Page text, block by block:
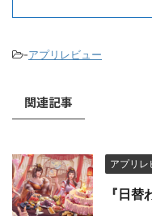
-アプリレビュー
関連記事
アプリレ
『日